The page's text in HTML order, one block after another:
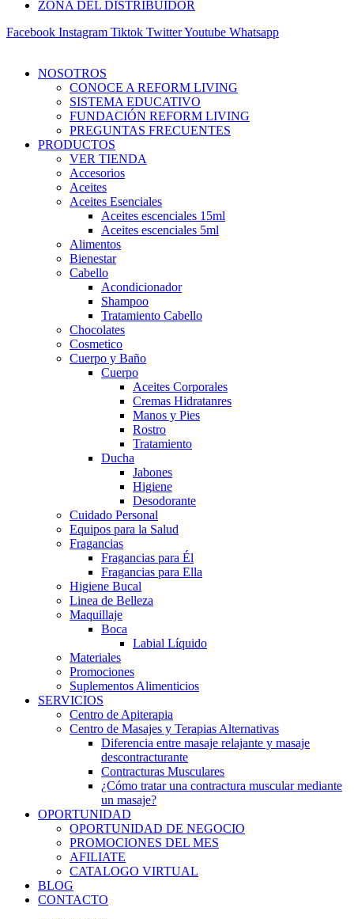
ZONA DEL DISTRIBUIDOR
Facebook Instagram Tiktok TwitterYoutube Whatsapp
NOSOTROS
CONOCE A REFORM LIVING
SISTEMA EDUCATIVO
FUNDACIÓN REFORM LIVING
PREGUNTAS FRECUENTES
PRODUCTOS
VER TIENDA
Accesorios
Aceites
Aceites Esenciales
Aceites escenciales 15ml
Aceites escenciales 5ml
Alimentos
Bienestar
Cabello
Acondicionador
Shampoo
Tratamiento Cabello
Chocolates
Cosmetico
Cuerpo y Baño
Cuerpo
Aceites Corporales
Cremas Hidratanres
Manos y Pies
Rostro
Tratamiento
Ducha
Jabones
Higiene
Desodorante
Cuidado Personal
Equipos para la Salud
Fragancias
Fragancias para Él
Fragancias para Ella
Higiene Bucal
Linea de Belleza
Maquillaje
Boca
Labial Líquido
Materiales
Promociones
Suplementos Alimenticios
SERVICIOS
Centro de Apiterapia
Centro de Masajes y Terapias Alternativas
Diferencia entre masaje relajante y masaje
descontracturante
Contracturas Musculares
¿Cómo tratar una contractura muscular mediante
un masaje?
OPORTUNIDAD
OPORTUNIDAD DE NEGOCIO
PROMOCIONES DEL MES
AFILIATE
CATALOGO VIRTUAL
BLOG
CONTACTO